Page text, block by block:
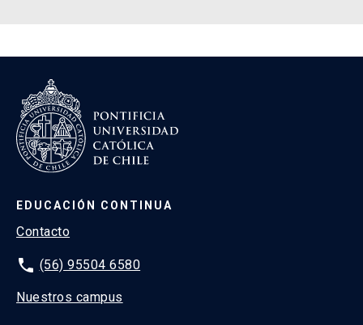
EDUCACIÓN CONTINUA
Contacto
phone (56) 95504 6580
Nuestros campus